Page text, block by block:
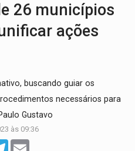
26 municípios
ações
buscando guiar os
necessários para
Gustavo
às 09:36
Telegram